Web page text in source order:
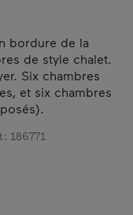
bordure de la
de style chalet.
Six chambres
et six chambres
: 186771